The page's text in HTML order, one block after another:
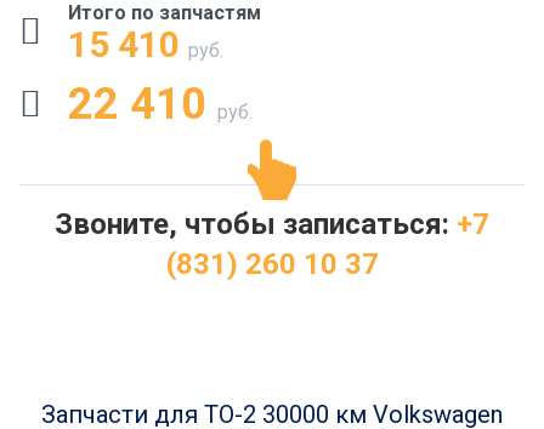
Итого по запчастям
15 410 руб.
22 410 руб.
Звоните, чтобы записаться: +7
(831) 260 10 37
Запчасти для ТО-2 30000 км Volkswagen